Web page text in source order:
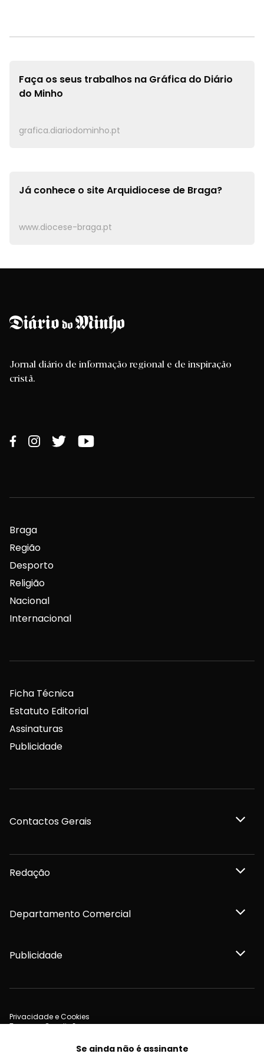
Faça os seus trabalhos na Gráfica do Diário
do Minho
grafica.diariodominho.pt
Já conhece o siteArquidiocese de Braga?
www.diocese-braga.pt
Se ainda não é assinante
Jornal diário de informação regional e de inspiração
cristã.
Braga
Região
Desporto
Religião
Nacional
Internacional
Ficha Técnica
Estatuto Editorial
Assinaturas
Publicidade
Contactos Gerais
Redação
Departamento Comercial
Publicidade
Privacidade e Cookies
Termos e Condições
Política de Confidencialidade